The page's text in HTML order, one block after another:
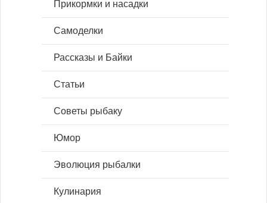
Прикормки и насадки
Самоделки
Рассказы и Байки
Статьи
Советы рыбаку
Юмор
Эволюция рыбалки
Кулинария